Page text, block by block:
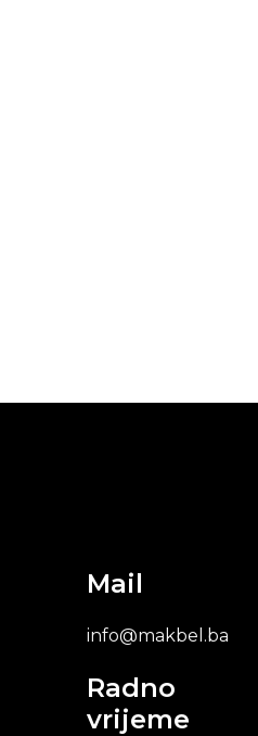
Mail
info@makbel.ba
Radno
vrijeme